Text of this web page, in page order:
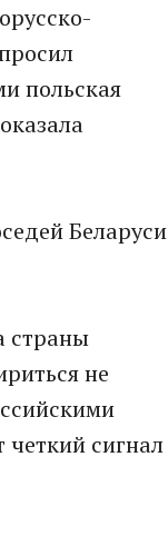
польская
Беларуси
страны
не
сигнал